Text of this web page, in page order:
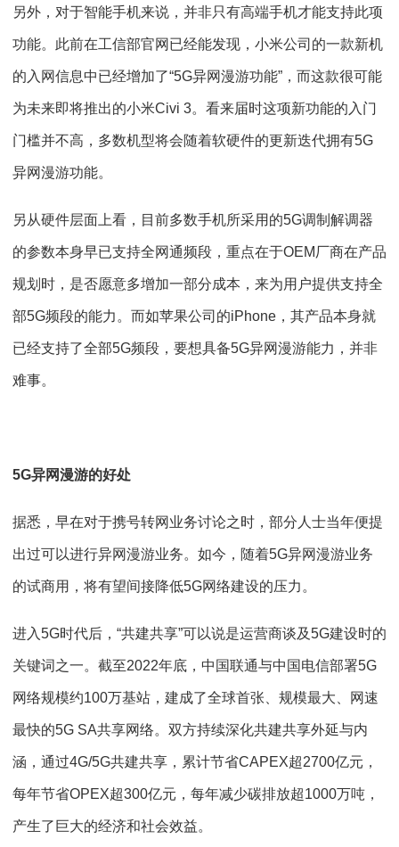
另外，对于智能手机来说，并非只有高端手机才能支持此项
功能。此前在工信部官网已经能发现，小米公司的一款新机
的入网信息中已经增加了“5G异网漫游功能”，而这款很可能
为未来即将推出的小米Civi 3。看来届时这项新功能的入门
门槛并不高，多数机型将会随着软硬件的更新迭代拥有5G
异网漫游功能。
另从硬件层面上看，目前多数手机所采用的5G调制解调器
的参数本身早已支持全网通频段，重点在于OEM厂商在产品
规划时，是否愿意多增加一部分成本，来为用户提供支持全
部5G频段的能力。而如苹果公司的iPhone，其产品本身就
已经支持了全部5G频段，要想具备5G异网漫游能力，并非
难事。
5G异网漫游的好处
据悉，早在对于携号转网业务讨论之时，部分人士当年便提
出过可以进行异网漫游业务。如今，随着5G异网漫游业务
的试商用，将有望间接降低5G网络建设的压力。
进入5G时代后，“共建共享”可以说是运营商谈及5G建设时的
关键词之一。截至2022年底，中国联通与中国电信部署5G
网络规模约100万基站，建成了全球首张、规模最大、网速
最快的5G SA共享网络。双方持续深化共建共享外延与内
涵，通过4G/5G共建共享，累计节省CAPEX超2700亿元，
每年节省OPEX超300亿元，每年减少碳排放超1000万吨，
产生了巨大的经济和社会效益。